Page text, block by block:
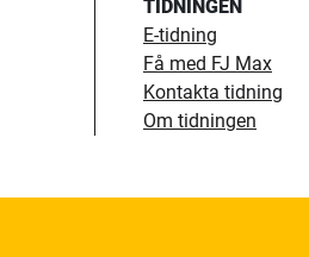
TIDNINGEN
E-tidning
Få med FJ Max
Kontakta tidning
Om tidningen